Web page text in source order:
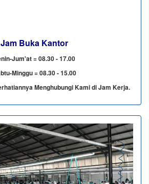
Jam Buka Kantor
Jum'at = 08.30 - 17.00
Minggu = 08.30 - 15.00
Menghubungi Kami di Jam Kerja.